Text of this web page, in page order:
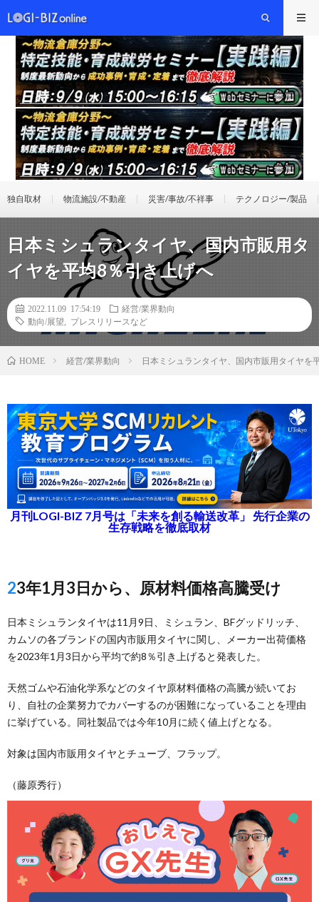
独自取材 物流施設/不動産 災害/事故/不祥事 テクノロジー/製品
日本ミシュランタイヤ、国内市販用タ
イヤを平均8％引き上げへ
2022.11.09 17:54:19
経営/業界動向
動向/展望
プレスリリースなど
HOME 経営/業界動向 日本ミシュランタイヤ、国内市販用タイヤを
月刊LOGI-BIZ 7月号は「未来を創る輸送改革」 先行企業の
生存戦略を徹底取材
23年1月3日から、原材料価格高騰受け
日本ミシュランタイヤは11月9日、ミシュラン、BFグッドリッチ、
カムソの各ブランドの国内市販用タイヤに関し、メーカー出荷価格
を2023年1月3日から平均で約8％引き上げると発表した。
天然ゴムや石油化学系などのタイヤ原材料価格の高騰が続いてお
り、自社の企業努力でカバーするのが困難になっていることを理由
に挙げている。同社製品では今年10月に続く値上げとなる。
対象は国内市販用タイヤとチューブ、フラップ。
（藤原秀行）